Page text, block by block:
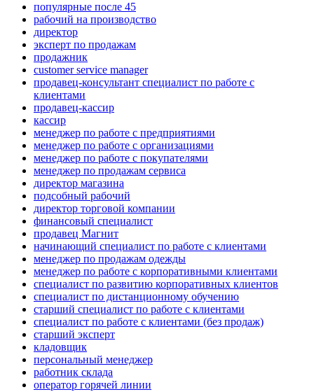
популярные после 45
рабочий на производство
директор
эксперт по продажам
продажник
customer service manager
продавец-консультант специалист по работе с
клиентами
продавец-кассир
кассир
менеджер по работе с предприятиями
менеджер по работе с организациями
менеджер по работе с покупателями
менеджер по продажам сервиса
директор магазина
подсобный рабочий
директор торговой компании
финансовый специалист
продавец Магнит
начинающий специалист по работе с клиентами
менеджер по продажам одежды
менеджер по работе с корпоративными клиентами
специалист по развитию корпоративных клиентов
специалист по дистанционному обучению
старший специалист по работе с клиентами
специалист по работе с клиентами (без продаж)
старший эксперт
кладовщик
персональный менеджер
работник склада
оператор горячей линии